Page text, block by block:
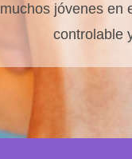
muchos jóvenes en
controlable